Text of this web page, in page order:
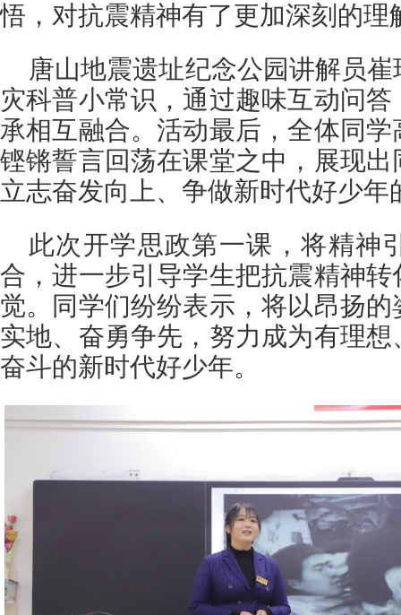
悟，对抗震精神有了更加深刻的理
唐山地震遗址纪念公园讲解员
灾科普小常识，通过趣味互动问
承相互融合。活动最后，全体同
铿锵誓言回荡在课堂之中，展现
立志奋发向上、争做新时代好少年
此次开学思政第一课，将精神
合，进一步引导学生把抗震精神
觉。同学们纷纷表示，将以昂扬
实地、奋勇争先，努力成为有理
奋斗的新时代好少年。